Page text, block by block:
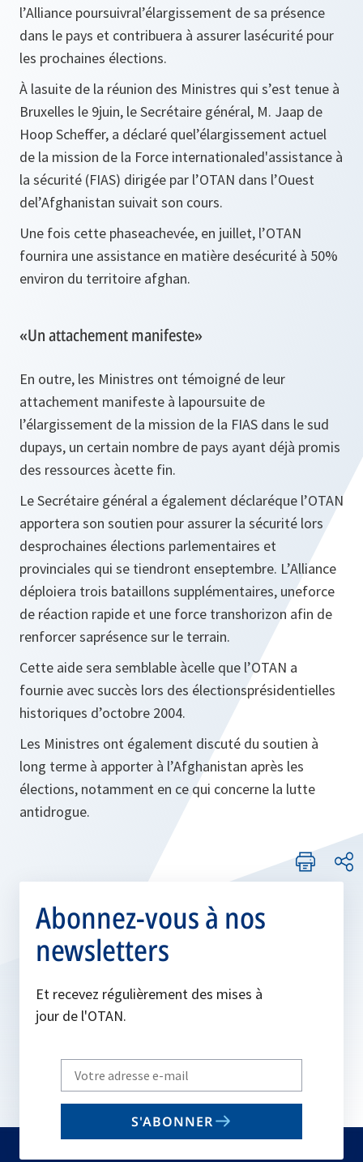
l’Alliance poursuivral’élargissement de sa présence
dans le pays et contribuera à assurer lasécurité pour
les prochaines élections.
À lasuite de la réunion des Ministres qui s’est tenue à
Bruxelles le 9juin, le Secrétaire général, M. Jaap de
Hoop Scheffer, a déclaré quel’élargissement actuel
de la mission de la Force internationaled'assistance à
la sécurité (FIAS) dirigée par l’OTAN dans l’Ouest
del’Afghanistan suivait son cours.
Une fois cette phaseachevée, en juillet, l’OTAN
fournira une assistance en matière desécurité à 50%
environ du territoire afghan.
«Un attachement manifeste»
En outre, les Ministres ont témoigné de leur
attachement manifeste à lapoursuite de
l’élargissement de la mission de la FIAS dans le sud
dupays, un certain nombre de pays ayant déjà promis
des ressources àcette fin.
Le Secrétaire général a également déclaréque l’OTAN
apportera son soutien pour assurer la sécurité lors
desprochaines élections parlementaires et
provinciales qui se tiendront enseptembre. L’Alliance
déploiera trois bataillons supplémentaires, uneforce
de réaction rapide et une force transhorizon afin de
renforcer saprésence sur le terrain.
Cette aide sera semblable àcelle que l’OTAN a
fournie avec succès lors des électionsprésidentielles
historiques d’octobre 2004.
Les Ministres ont également discuté du soutien à
long terme à apporter à l’Afghanistan après les
élections, notamment en ce qui concerne la lutte
antidrogue.
Abonnez-vous à nos
newsletters
Et recevez régulièrement des mises à
jour de l'OTAN.
Write
your
email
S'ABONNER